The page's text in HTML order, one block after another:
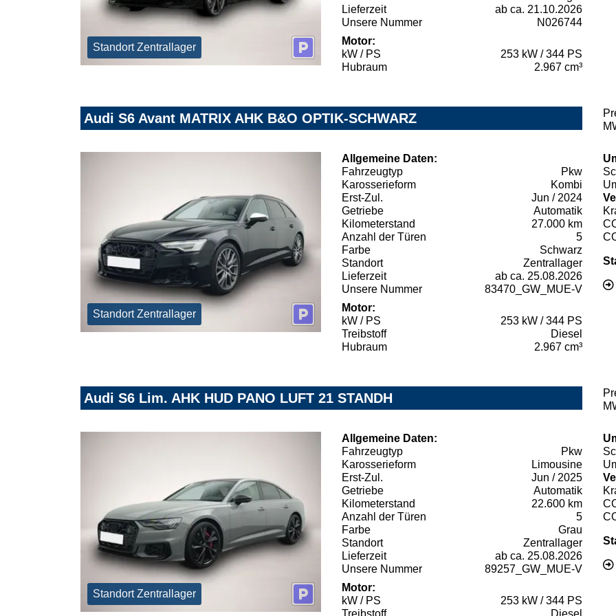
Standort Zentrallager
Lieferzeit
ab ca. 21.10.2026
Unsere Nummer
N026744
Motor:
kW / PS
253 kW / 344 PS
Hubraum
2.967 cm³
Audi S6 Avant MATRIX AHK B&O OPTIK-SCHWARZ
Standort Zentrallager
Allgemeine Daten:
Fahrzeugtyp
Pkw
Karosserieform
Kombi
Erst-Zul.
Jun / 2024
Getriebe
Automatik
Kilometerstand
27.000 km
Anzahl der Türen
5
Farbe
Schwarz
Standort
Zentrallager
Lieferzeit
ab ca. 25.08.2026
Unsere Nummer
83470_GW_MUE-V
Motor:
kW / PS
253 kW / 344 PS
Treibstoff
Diesel
Hubraum
2.967 cm³
Audi S6 Lim. AHK HUD PANO LUFT 21 STANDH
Standort Zentrallager
Allgemeine Daten:
Fahrzeugtyp
Pkw
Karosserieform
Limousine
Erst-Zul.
Jun / 2025
Getriebe
Automatik
Kilometerstand
22.600 km
Anzahl der Türen
5
Farbe
Grau
Standort
Zentrallager
Lieferzeit
ab ca. 25.08.2026
Unsere Nummer
89257_GW_MUE-V
Motor:
kW / PS
253 kW / 344 PS
Treibstoff
Diesel